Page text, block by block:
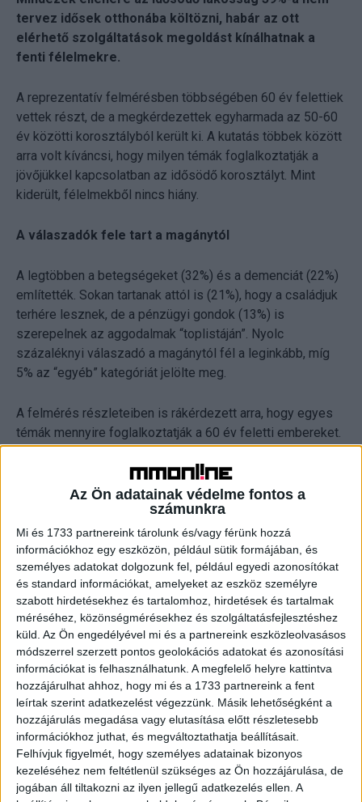
Az Ön adatainak védelme fontos a
számunkra
Mi és 1733 partnereink tárolunk és/vagy férünk hozzá
információkhoz egy eszközön, például sütik formájában, és
személyes adatokat dolgozunk fel, például egyedi azonosítókat
és standard információkat, amelyeket az eszköz személyre
szabott hirdetésekhez és tartalomhoz, hirdetések és tartalmak
méréséhez, közönségmérésekhez és szolgáltatásfejlesztéshez
küld. Az Ön engedélyével mi és a partnereink eszközleolvasásos
módszerrel szerzett pontos geolokációs adatokat és azonosítási
információkat is felhasználhatunk. A megfelelő helyre kattintva
hozzájárulhat ahhoz, hogy mi és a 1733 partnereink a fent
leírtak szerint adatkezelést végezzünk. Másik lehetőségként a
hozzájárulás megadása vagy elutasítása előtt részletesebb
információkhoz juthat, és megváltoztathatja beállításait.
Felhívjuk figyelmét, hogy személyes adatainak bizonyos
kezeléséhez nem feltétlenül szükséges az Ön hozzájárulása, de
jogában áll tiltakozni az ilyen jellegű adatkezelés ellen. A
tervez idősek otthonába költözni, habár az ott
elérhető szolgáltatások megoldást kínálhatnak a
fenti félelmekre.
A reprezentatív felmérésben többségében 60 év felettiek
vettek részt, de a megkérdezettek egyharmada az 50-60
év közötti korosztályból került ki. A kutatás többek között
arra volt kíváncsi, hogy milyen témák foglalkoztatják a
jövőjükkel kapcsolatban az idősödő korosztályt. Mint
kiderült, félelmekből nincs hiány.
A válaszadók fele tart a magánytól
A legtöbben a betegségeket (32%) és a demenciát (22%)
említették. Sokan tartanak attól is (21%), hogy a családjuk
terhére lesznek, de a pénzügyi gondok (13%) is
szerepelnek az aggodalmak “toplistáján”. Nyolc
százaléknyi válaszadó a magánytól fél a leginkább, míg
5% az “egyéb” kategóriát jelölte meg.
A felmérés részleteiben is rákérdezett arra, hogy egyes
témák mennyire foglalkoztatják a 60 év feletti embereket.
Kiderült, hogy az egészségügyi ellátás minősége erősen
nyugtalanítja a megkérdezettek 70%-át. Az időskori
kiszolgáltatottságtól pedig a felmérésben résztvevők
66%-a fél. A válaszadók fele (49%) tart attól, hogy egyedül
marad időskorára és nem számíthat sem a családtagok,
sem a szomszédok, sem pedig gondozói segítségre.
Nem terveznek az idősek otthonával
Bár az idősek otthonában elérhető szolgáltatások
megoldást kínálhatnak a fenti félelmekre, a magyarok
többsége nem tervezi, hogy idősek otthonába költözzön.
A válaszadók negyede (24%) nyilatkozott úgy, hogy
szükség esetén idősek otthonában éljen, 39%-a azonban
egyértelműen elutasította ezt. 33% pedig nem
gondolkodott még el a témán, és mindössze 4% azoknak
az aránya, akik komolyan fontolgatják ezt a lehetőséget.